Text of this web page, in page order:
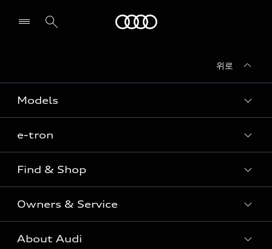
위로
Models
Sedan
SUV
Coupe
S range
e-tron
e-tron
Find & Shop
전시장/AAP 전시장/AS센터
아우디 신차 재고
Owners & Service
고객안내
About Audi